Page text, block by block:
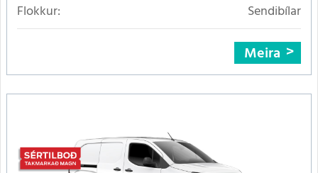
Flokkur:
Sendibílar
Meira